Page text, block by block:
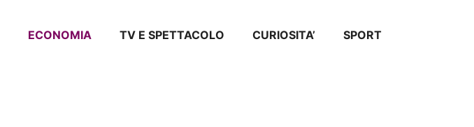
ECONOMIA TV E SPETTACOLO CURIOSITA’ SPORT